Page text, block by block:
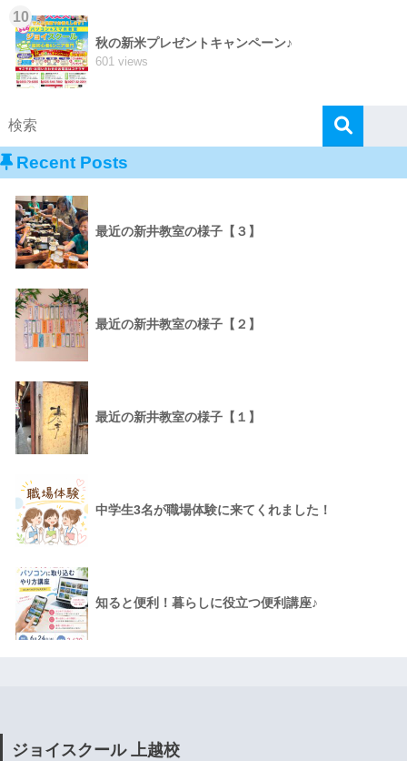
10
秋の新米プレゼントキャンペーン♪
601 views
Recent Posts
最近の新井教室の様子【３】
最近の新井教室の様子【２】
最近の新井教室の様子【１】
中学生3名が職場体験に来てくれました！
知ると便利！暮らしに役立つ便利講座♪
ジョイスクール 上越校